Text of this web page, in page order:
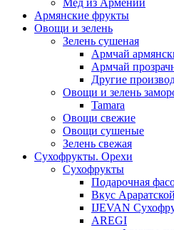
Мед из Армении
Армянские фрукты
Овощи и зелень
Зелень сушеная
Армчай
Армчай
Другие
Овощи и зелень
Tamara
Овощи свежие
Овощи сушеные
Зелень свежая
Сухофрукты. Орехи
Сухофрукты
Подарочная
Вкус
IJEVAN
AREGI